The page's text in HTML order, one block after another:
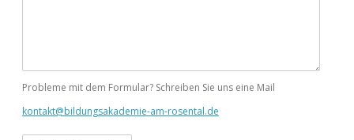
Probleme mit dem Formular? Schreiben Sie uns eine Mail
kontakt@bildungsakademie-am-rosental.de